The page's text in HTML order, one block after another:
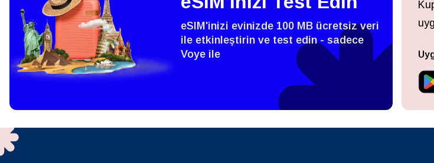
eSIM'inizi evinizde 100 MB ücretsiz veri
ile etkinleştirin ve test edin - sadece
Voye ile
Deutsch
SGD - Singapur Doları TWD -
JPY - Japon Yeni EUR -
THB - Tayland Bahtı PHP -